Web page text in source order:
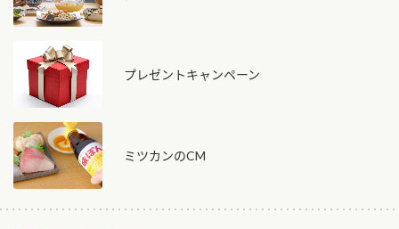
プレゼントキャンペーン
ミツカンのCM